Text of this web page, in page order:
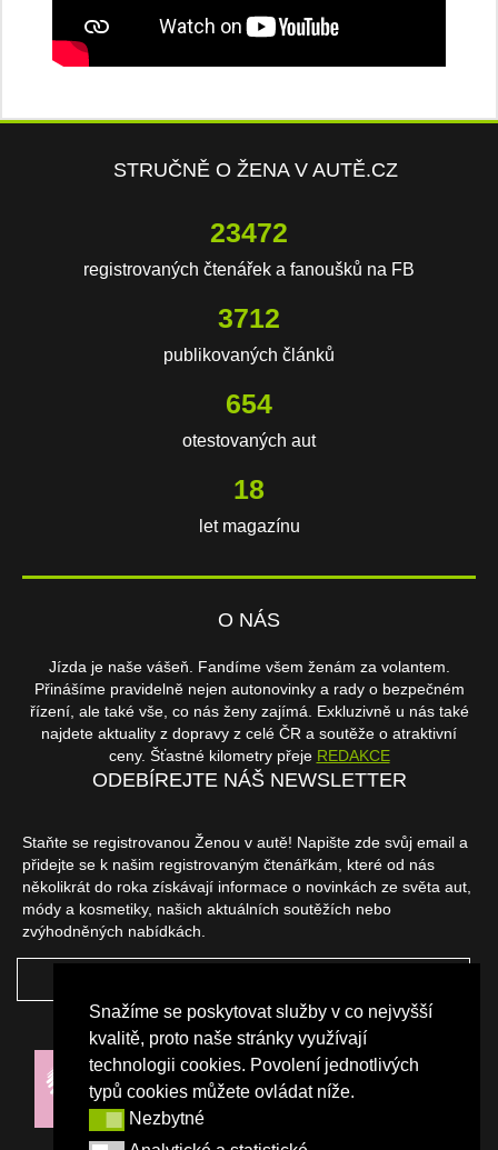
Snažíme se poskytovat služby v co nejvyšší
kvalitě, proto naše stránky využívají
technologii cookies. Povolení jednotlivých
typů cookies můžete ovládat níže.
NezbytnéNezbytné
STRUČNĚ O ŽENA V AUTĚ.CZ
23472
registrovaných čtenářek a fanoušků na FB
3712
publikovaných článků
654
otestovaných aut
18
let magazínu
O NÁS
Jízda je naše vášeň. Fandíme všem ženám za volantem.
Přinášíme pravidelně nejen autonovinky a rady o bezpečném
řízení, ale také vše, co nás ženy zajímá. Exkluzivně u nás také
najdete aktuality z dopravy z celé ČR a soutěže o atraktivní
ceny. Šťastné kilometry přeje REDAKCE
ODEBÍREJTE NÁŠ NEWSLETTER
Staňte se registrovanou Ženou v autě! Napište zde svůj email a
přidejte se k našim registrovaným čtenářkám, které od nás
několikrát do roka získávají informace o novinkách ze světa aut,
módy a kosmetiky, našich aktuálních soutěžích nebo
zvýhodněných nabídkách.
NAŠI PARTNEŘI